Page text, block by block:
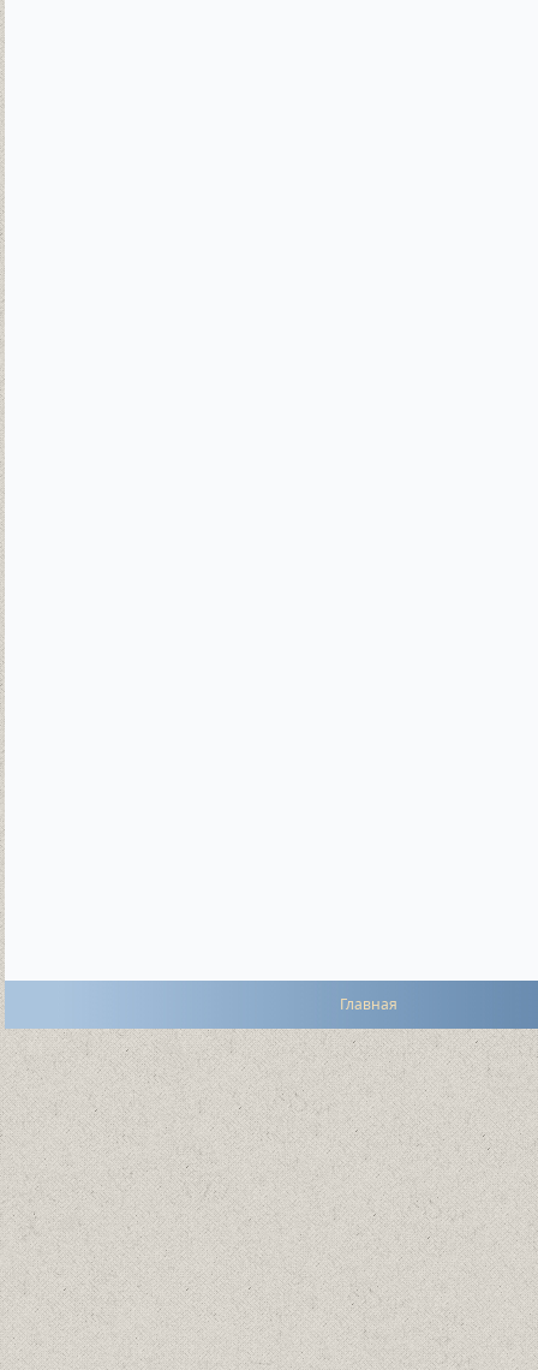
Главная